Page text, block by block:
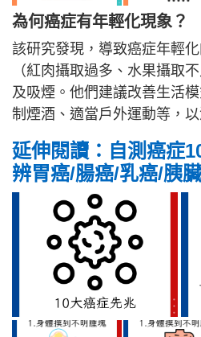
為何癌症有年輕化現象？
該研究發現，導致癌症年輕
（紅肉攝取過多、水果攝取
及吸煙。他們建議改善生活
制煙酒、適當戶外運動等，
延伸閱讀：自測癌症
辨胃癌/腸癌/乳癌/胰